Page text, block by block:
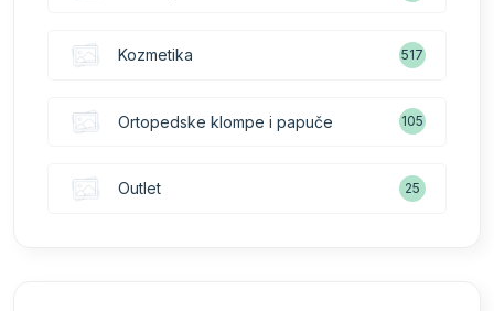
Kozmetika 517
Ortopedske klompe i papuče 105
Outlet 25